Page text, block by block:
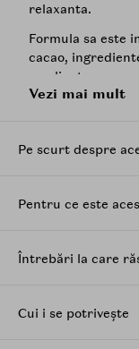
relaxanta.
Formula sa este
cacao,
emoliente, care
pielii in timpul
confortul
curata, catifelata
Rezultatul este o
Beneficii:
Vezi mai mult
Pe scurt despre
Pentru ce este
Întrebări la care
Cui i se potrivește